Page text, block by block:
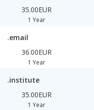
35.00EUR
1 Year
.email
36.00EUR
1 Year
.institute
35.00EUR
1 Year